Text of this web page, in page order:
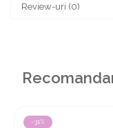
Review-uri (0)
-31%